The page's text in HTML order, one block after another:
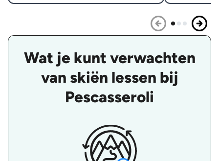
Wat je kunt verwachten
van skiën lessen bij
Pescasseroli